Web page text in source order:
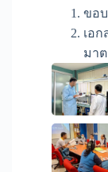
ขอ
เอ
มา